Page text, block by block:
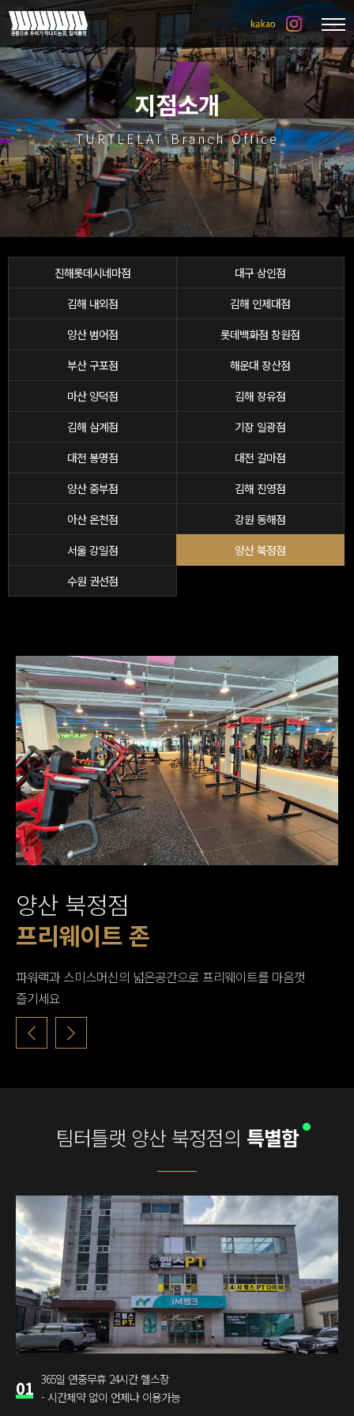
지점소개
TURTLELAT Branch Office
진해롯데시네마점
대구 상인점
김해 내외점
김해 인제대점
양산 범어점
롯데백화점 창원점
부산 구포점
해운대 장산점
마산 양덕점
김해 장유점
김해 삼계점
기장 일광점
대전 봉명점
대전 갈마점
양산 중부점
김해 진영점
아산 온천점
강원 동해점
서울 강일점
양산 북정점
수원 권선점
카디오존
스트레칭 존
양산 북정점
프리웨이트 존
파워랙과 스미스머신의 넓은공간으로 프리웨이트를 마음껏
즐기세요
웨이트 존
팀터틀랫 양산 북정점의 특별함
01 365일 연중무휴 24시간 헬스장
- 시간제약 없이 언제나 이용가능